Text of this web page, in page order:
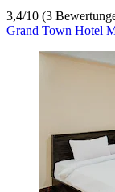
3,4/10 (3
Grand Town Hotel